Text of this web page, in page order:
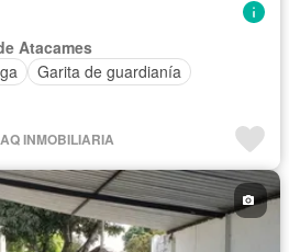
Atacames
Garita de guardianía
INMOBILIARIA